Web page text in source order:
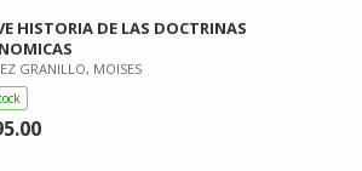
HISTORIA DE LAS DOCTRINAS
GRANILLO, MOISES